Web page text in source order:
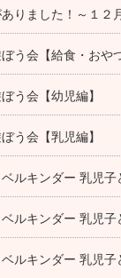
りました！～１２
う会【給食・おや
う会【幼児編】
う会【乳児編】
ルキンダー 乳児子
ルキンダー 乳児子
ルキンダー 乳児子